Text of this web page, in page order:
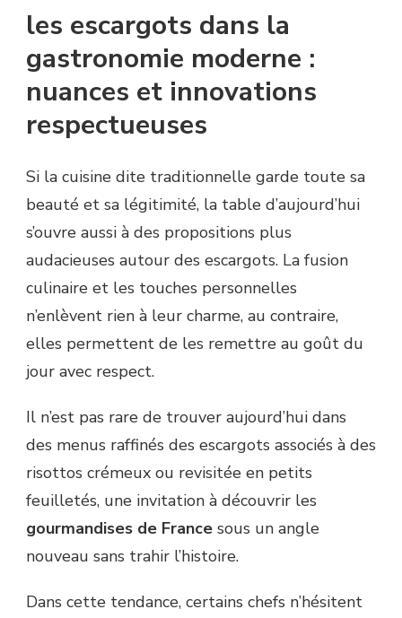
les escargots dans la
gastronomie moderne :
nuances et innovations
respectueuses
Si la cuisine dite traditionnelle garde toute sa
beauté et sa légitimité, la table d’aujourd’hui
s’ouvre aussi à des propositions plus
audacieuses autour des escargots. La fusion
culinaire et les touches personnelles
n’enlèvent rien à leur charme, au contraire,
elles permettent de les remettre au goût du
jour avec respect.
Il n’est pas rare de trouver aujourd’hui dans
des menus raffinés des escargots associés à des
risottos crémeux ou revisitée en petits
feuilletés, une invitation à découvrir les
gourmandises de France sous un angle
nouveau sans trahir l’histoire.
Dans cette tendance, certains chefs n’hésitent